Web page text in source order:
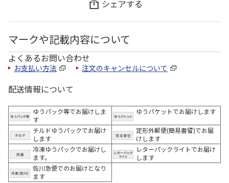
シェアする
マークや記載内容について
よくあるお問い合わせ
お支払い方法 注文のキャンセルについて
配送情報について
ゆうパック等でお届けしま
す
ゆうパケットでお届けします
チルドゆうパックでお届け
します
定形外郵便(簡易書留)でお届
けします
冷凍ゆうパックでお届けし
ます。
レターパックライトでお届け
します
佐川急便でのお届けとなり
ます